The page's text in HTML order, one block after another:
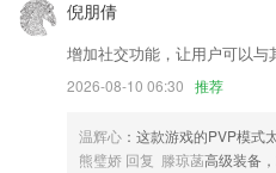
6.·实现了网络监督
打分评论，说出您的使用经历，以
倪朋倩
增加社交功能，让用户可以与
2026-08-10 06:30 推荐
温辉心 ：这款游戏的PVP模式
熊璧娇 回复 滕琼菡高级装备